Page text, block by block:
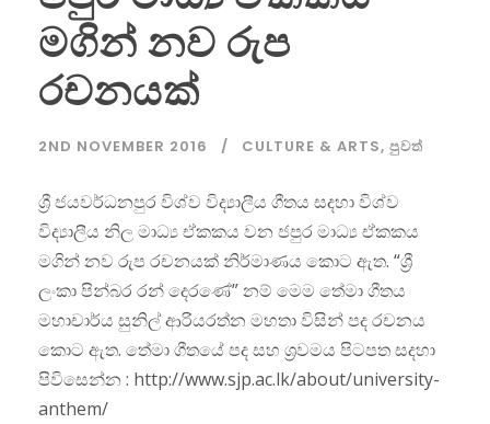
මගින් නව රුප
රචනයක්
2ND NOVEMBER 2016 CULTURE & ARTS, පුවත්
ශ්‍රී ජයවර්ධනපුර විශ්ව විද්‍යාලීය ගීතය සදහා විශ්ව
විද්‍යාලීය නිල මාධ්‍ය ඒකකය වන ජපුර මාධ්‍ය ඒකකය
මගින් නව රුප රචනයක් නිර්මාණය කොට ඇත. “ශ්‍රී
ලංකා පින්බර රන් දෙරණේ” නම් මෙම තේමා ගීතය
මහාචාර්ය සුනිල් ආරියරත්න මහතා විසින් පද රචනය
කොට ඇත. තේමා ගීතයේ පද සහ ශ්‍රවමය පිටපත සදහා
පිවිසෙන්න : http://www.sjp.ac.lk/about/university-
anthem/